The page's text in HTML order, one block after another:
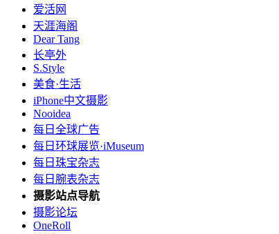
爱活网
天涯海阁
Dear Tang
长亭外
S.Style
美食·生活
iPhone中文摄影
Nooidea
每日全球广告
每日环球展览·iMuseum
每日珠宝杂志
每日腕表杂志
摄影站点导航
摄影论坛
OneRoll